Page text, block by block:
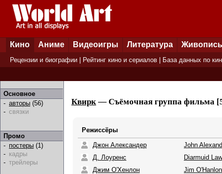
Кино Аниме Видеоигры Литература Живопись
Рецензии и биографии Рейтинг кино и сериалов База данных по
Основное
- авторы (56)
- связки
Промо
- постеры (1)
- кадры
- трейлеры
Квирк— Съёмочная группа фильма
Режиссёры
Джон Александер
John
Д. Лоуренс
Diarmuid
Джим О'Хенлон
Jim O'Hanlon